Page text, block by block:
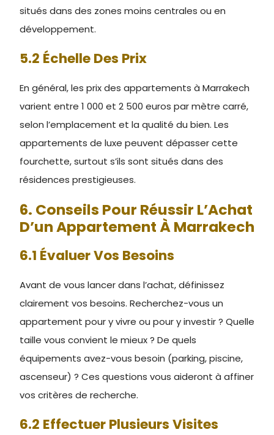
situés dans des zones moins centrales ou en
développement.
5.2 Échelle Des Prix
En général, les prix des appartements à Marrakech
varient entre 1 000 et 2 500 euros par mètre carré,
selon l’emplacement et la qualité du bien. Les
appartements de luxe peuvent dépasser cette
fourchette, surtout s’ils sont situés dans des
résidences prestigieuses.
6. Conseils Pour Réussir L’Achat
D’un Appartement À Marrakech
6.1 Évaluer Vos Besoins
Avant de vous lancer dans l’achat, définissez
clairement vos besoins. Recherchez-vous un
appartement pour y vivre ou pour y investir ? Quelle
taille vous convient le mieux ? De quels
équipements avez-vous besoin (parking, piscine,
ascenseur) ? Ces questions vous aideront à affiner
vos critères de recherche.
6.2 Effectuer Plusieurs Visites